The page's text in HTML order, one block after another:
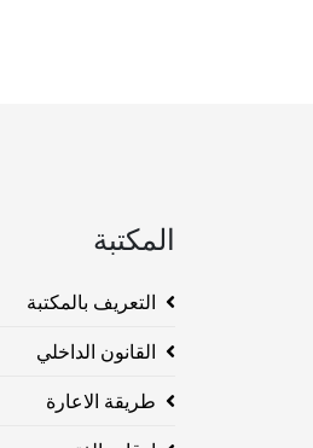
المكتبة
التعريف بالمكتبة
القانون الداخلي
طريقة الاعارة